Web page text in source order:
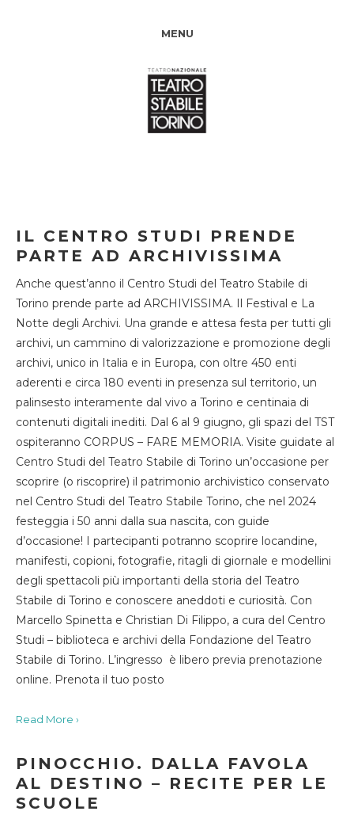
MENU
IL CENTRO STUDI PRENDE
PARTE AD ARCHIVISSIMA
Anche quest’anno il Centro Studi del Teatro Stabile di
Torino prende parte ad ARCHIVISSIMA. Il Festival e La
Notte degli Archivi. Una grande e attesa festa per tutti gli
archivi, un cammino di valorizzazione e promozione degli
archivi, unico in Italia e in Europa, con oltre 450 enti
aderenti e circa 180 eventi in presenza sul territorio, un
palinsesto interamente dal vivo a Torino e centinaia di
contenuti digitali inediti. Dal 6 al 9 giugno, gli spazi del TST
ospiteranno CORPUS – FARE MEMORIA. Visite guidate al
Centro Studi del Teatro Stabile di Torino un’occasione per
scoprire (o riscoprire) il patrimonio archivistico conservato
nel Centro Studi del Teatro Stabile Torino, che nel 2024
festeggia i 50 anni dalla sua nascita, con guide
d’occasione! I partecipanti potranno scoprire locandine,
manifesti, copioni, fotografie, ritagli di giornale e modellini
degli spettacoli più importanti della storia del Teatro
Stabile di Torino e conoscere aneddoti e curiosità. Con
Marcello Spinetta e Christian Di Filippo, a cura del Centro
Studi – biblioteca e archivi della Fondazione del Teatro
Stabile di Torino. L’ingresso è libero previa prenotazione
online. Prenota il tuo posto
Read More ›
PINOCCHIO. DALLA FAVOLA
AL DESTINO – RECITE PER LE
SCUOLE